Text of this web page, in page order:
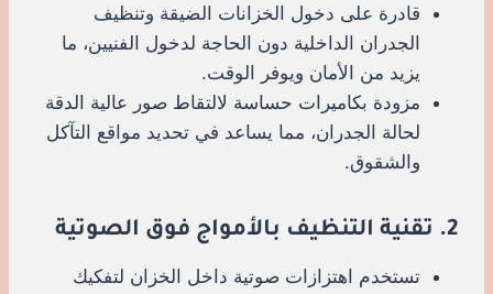
قادرة على دخول الخزانات الضيقة وتنظيف
الجدران الداخلية دون الحاجة لدخول الفنيين، ما
يزيد من الأمان ويوفر الوقت.
مزودة بكاميرات حساسة لالتقاط صور عالية الدقة
لحالة الجدران، مما يساعد في تحديد مواقع التآكل
والشقوق.
2. تقنية التنظيف بالأمواج فوق الصوتية
تستخدم اهتزازات صوتية داخل الخزان لتفكيك